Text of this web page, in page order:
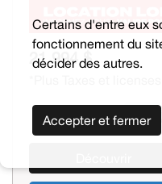
21 994 $
Certains d'entre eux
fonctionnement du
décider des autres.
Accepter et fermer